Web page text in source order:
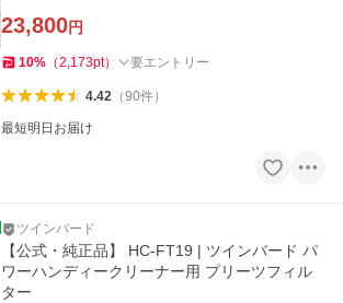
23,800円
10% （2,173pt） 要エントリー
4.42（90件）
最短明日お届け
ツインバード
【公式・純正品】 HC-FT19 | ツインバード パ
ワーハンディークリーナー用 プリーツフィル
ター